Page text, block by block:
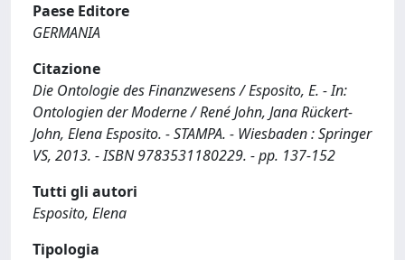
Paese Editore
GERMANIA
Citazione
Die Ontologie des Finanzwesens / Esposito, E. - In:
Ontologien der Moderne / René John, Jana Rückert-
John, Elena Esposito. - STAMPA. - Wiesbaden : Springer
VS, 2013. - ISBN 9783531180229. - pp. 137-152
Tutti gli autori
Esposito, Elena
Tipologia